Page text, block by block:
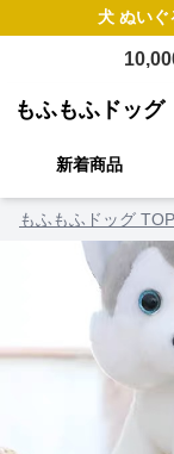
犬 ぬいぐ
もふもふドッグ
新着商品
もふもふドッグ TOP